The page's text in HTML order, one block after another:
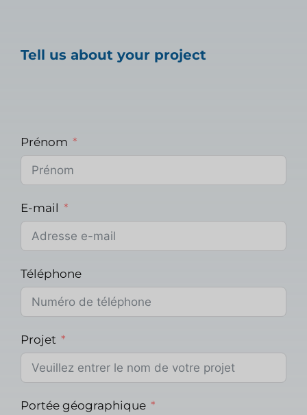
Tell us about your project
Prénom
E-mail
Téléphone
Projet
Portée géographique